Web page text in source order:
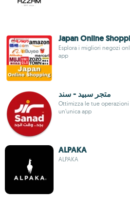
Japan Online
Esplora i migliori negozi
app
متجر سبيد - سند
Ottimizza le tue
un’unica app
ALPAKA
ALPAKA